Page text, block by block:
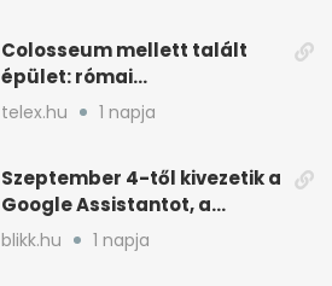
Colosseum mellett talált
épület: római
tűzoltólaktanya vagy
patríciusház?
telex.hu 1 napja
Szeptember 4-től kivezetik a
Google Assistantot, a
Gemini váltja mobilon is
blikk.hu 1 napja